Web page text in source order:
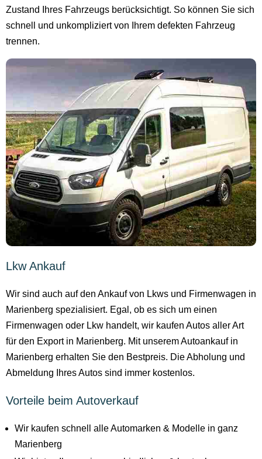
Zustand Ihres Fahrzeugs berücksichtigt. So können Sie sich
schnell und unkompliziert von Ihrem defekten Fahrzeug
trennen.
Lkw Ankauf
Wir sind auch auf den Ankauf von Lkws und Firmenwagen in
Marienberg spezialisiert. Egal, ob es sich um einen
Firmenwagen oder Lkw handelt, wir kaufen Autos aller Art
für den Export in Marienberg. Mit unserem Autoankauf in
Marienberg erhalten Sie den Bestpreis. Die Abholung und
Abmeldung Ihres Autos sind immer kostenlos.
Vorteile beim Autoverkauf
Wir kaufen schnell alle Automarken & Modelle in ganz
Marienberg